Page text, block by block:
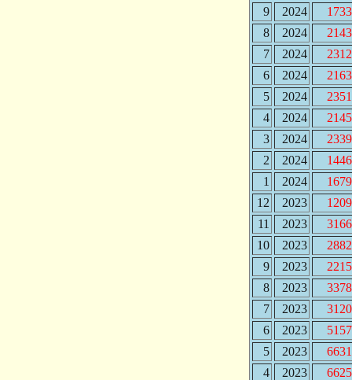
9
2024
1733
8
2024
2143
7
2024
2312
6
2024
2163
5
2024
2351
4
2024
2145
3
2024
2339
2
2024
1446
1
2024
1679
12
2023
1209
11
2023
3166
10
2023
2882
9
2023
2215
8
2023
3378
7
2023
3120
6
2023
5157
5
2023
6631
4
2023
6625